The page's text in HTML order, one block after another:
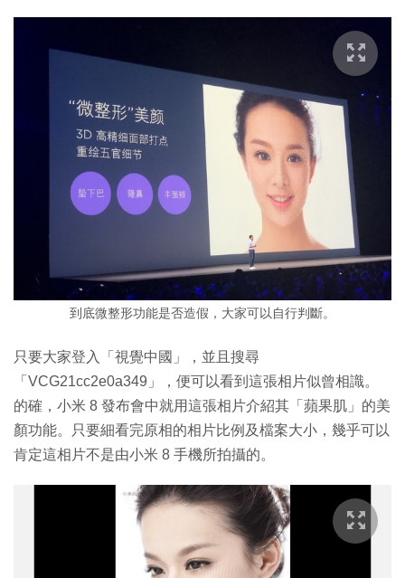
到底微整形功能是否造假，大家可以自行判斷。
只要大家登入「視覺中國」，並且搜尋
「VCG21cc2e0a349」，便可以看到這張相片似曾相識。
的確，小米 8 發布會中就用這張相片介紹其「蘋果肌」的美
顏功能。只要細看完原相的相片比例及檔案大小，幾乎可以
肯定這相片不是由小米 8 手機所拍攝的。